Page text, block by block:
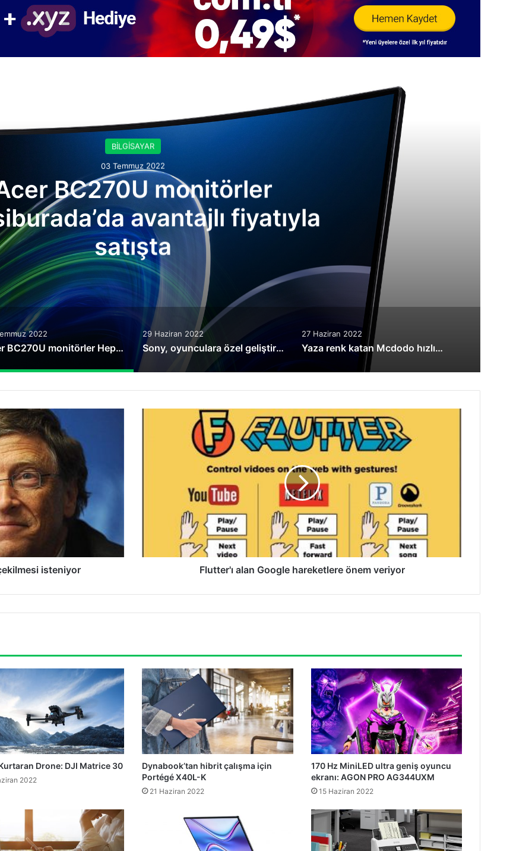
BİLGİSAYAR
03 Temmuz 2022
BC270U monitörler
avantajlı fiyatıyla
satışta
2022
Acer BC270U monitörler Hepsiburada’da avantajlı fiyatıyla satışta
29 Haziran 2022
Sony, oyunculara özel geliştirdiği INZONE markasını duyurdu
27 Haziran 2022
Yaza renk katan Mcdodo hızlı şarj kabloları
isteniyor Flutter'ı alan Google hareketlere önem veriyor
Drone: DJI Matrice 30
2022
Dynabook’tan hibrit çalışma için
Portégé X40L-K
21 Haziran 2022
170 Hz MiniLED ultra geniş oyuncu
ekranı: AGON PRO AG344UXM
15 Haziran 2022